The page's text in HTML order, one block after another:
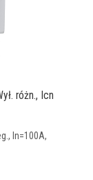
różn., Icn
In=100A,